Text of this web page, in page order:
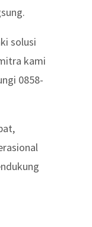
solusi
kami
0858-